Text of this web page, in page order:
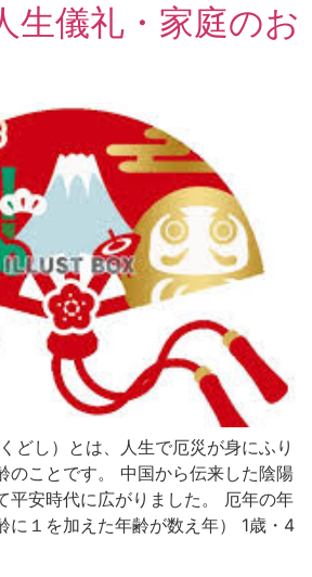
生儀礼・家庭のお
どし）とは、人生で厄災が身にふり
のことです。 中国から伝来した陰陽
平安時代に広がりました。 厄年の年
に１を加えた年齢が数え年） 1歳・4